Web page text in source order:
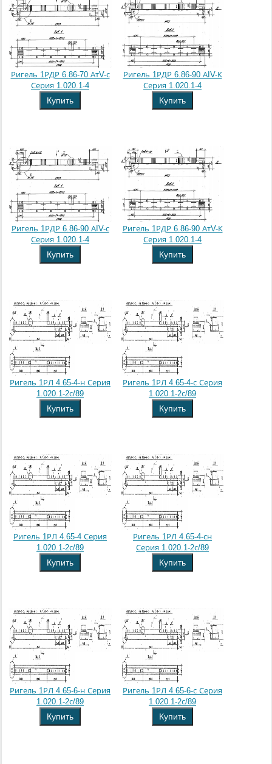
Ригель 1РДР 6.86-70 АтV-с
Серия 1.020.1-4
Купить
Ригель 1РДР 6.86-90 АIV-К
Серия 1.020.1-4
Купить
Ригель 1РДР 6.86-90 АIV-с
Серия 1.020.1-4
Купить
Ригель 1РДР 6.86-90 АтV-К
Серия 1.020.1-4
Купить
Ригель 1РЛ 4.65-4-н Серия
1.020.1-2с/89
Купить
Ригель 1РЛ 4.65-4-с Серия
1.020.1-2с/89
Купить
Ригель 1РЛ 4.65-4 Серия
1.020.1-2с/89
Купить
Ригель 1РЛ 4.65-4-сн
Серия 1.020.1-2с/89
Купить
Ригель 1РЛ 4.65-6-н Серия
1.020.1-2с/89
Купить
Ригель 1РЛ 4.65-6-с Серия
1.020.1-2с/89
Купить